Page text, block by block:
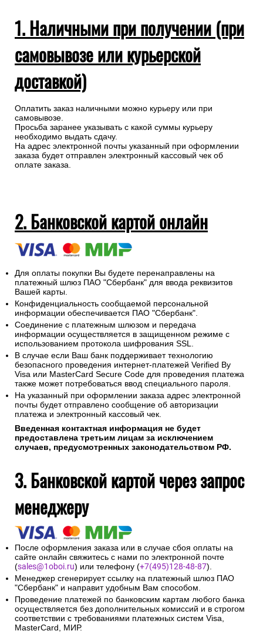
1. Наличными при получении (при
самовывозе или курьерской
доставкой)
Оплатить заказ наличными можно курьеру или при
самовывозе.
Просьба заранее указывать с какой суммы курьеру
необходимо выдать сдачу.
На адрес электронной почты указанный при оформлении
заказа будет отправлен электронный кассовый чек об
оплате заказа.
2. Банковской картой онлайн
Для оплаты покупки Вы будете перенаправлены на
платежный шлюз ПАО "Сбербанк" для ввода реквизитов
Вашей карты.
Конфиденциальность сообщаемой персональной
информации обеспечивается ПАО "Сбербанк".
Соединение с платежным шлюзом и передача
информации осуществляется в защищенном режиме с
использованием протокола шифрования SSL.
В случае если Ваш банк поддерживает технологию
безопасного проведения интернет-платежей Verified By
Visa или MasterCard Secure Code для проведения платежа
также может потребоваться ввод специального пароля.
На указанный при оформлении заказа адрес электронной
почты будет отправлено сообщение об авторизации
платежа и электронный кассовый чек.
Введенная контактная информация не будет
предоставлена третьим лицам за исключением
случаев, предусмотренных законодательством РФ.
3. Банковской картой через запрос
менеджеру
После оформления заказа или в случае сбоя оплаты на
сайте онлайн свяжитесь с нами по электронной почте
(sales@1oboi.ru) или телефону (+7(495)128-48-87).
Менеджер сгенерирует ссылку на платежный шлюз ПАО
"Сбербанк" и направит удобным Вам способом.
Проведение платежей по банковским картам любого банка
осуществляется без дополнительных комиссий и в строгом
соответствии с требованиями платежных систем Visa,
MasterCard, МИР.